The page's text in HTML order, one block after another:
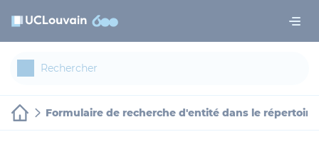
Formulaire de recherche d'entité dans le répertoire